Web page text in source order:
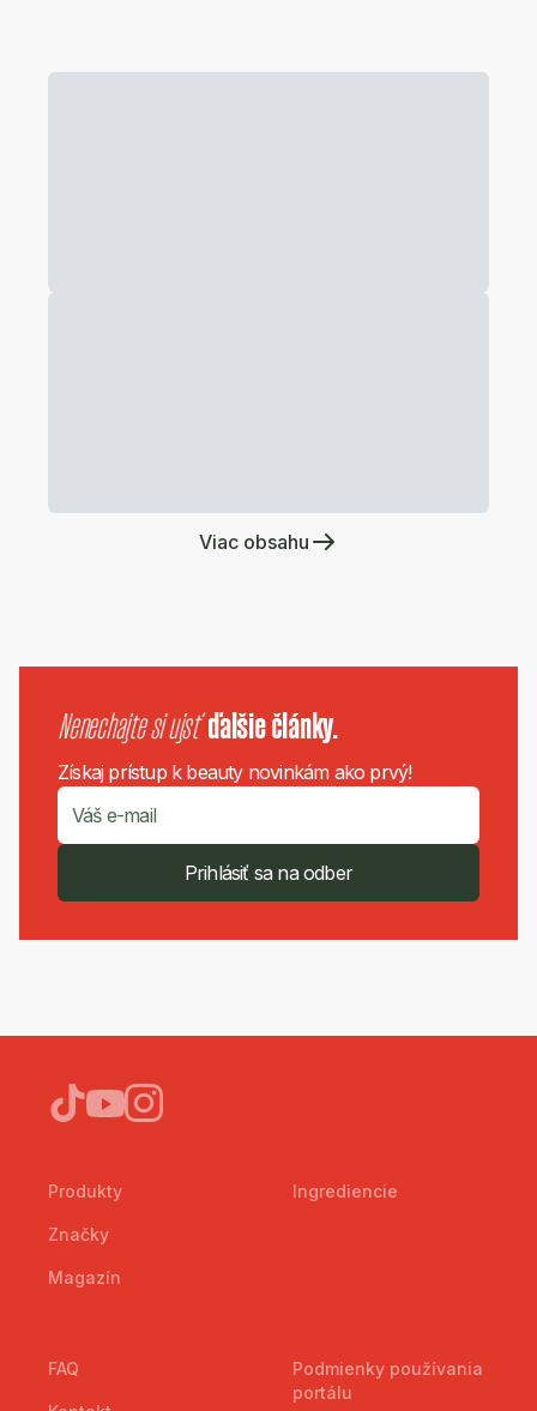
Viac obsahu
Nenechajte si ujsť ďalšie články.
Získaj prístup k beauty novinkám ako prvý!
Prihlásiť sa na odber
Produkty
Značky
Magazín
Ingrediencie
FAQ
Podmienky používania
portálu